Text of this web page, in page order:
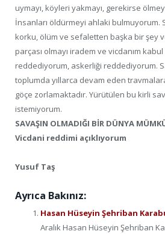
uymayı, köyleri yakmayı, gerekirse
İnsanları öldürmeyi ahlaki bulmuyorum.
korku, ölüm ve sefaletten başka bir şey
parçası olmayı iradem ve vicdanım
reddediyorum, askerliği reddediyorum.
toplumda yıllarca devam eden
göçe zorlamaktadır. Yürütülen bu kirli
istemiyorum.
SAVAŞIN OLMADIĞI BİR DÜNYA
Vicdani reddimi açıklıyorum
Yusuf Taş
Ayrıca Bakınız:
Hasan Hüseyin Şehriban
Aralık Hasan Hüseyin Şehriban